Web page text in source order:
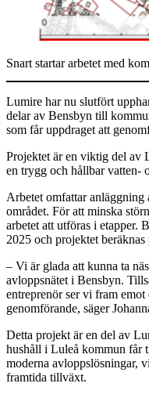
Snart startar arbetet med
Lumire har nu slutfört
delar av Bensbyn till
som får uppdraget att
Projektet är en viktig del av
en trygg och hållbar vatten-
Arbetet omfattar
området. För att minska
arbetet att utföras i etapper.
2025 och projektet
– Vi är glada att kunna ta
avloppsnätet i Bensbyn.
entreprenör ser vi fram
genomförande, säger
Detta projekt är en del av
hushåll i Luleå kommun får
moderna avloppslösningar,
framtida tillväxt.